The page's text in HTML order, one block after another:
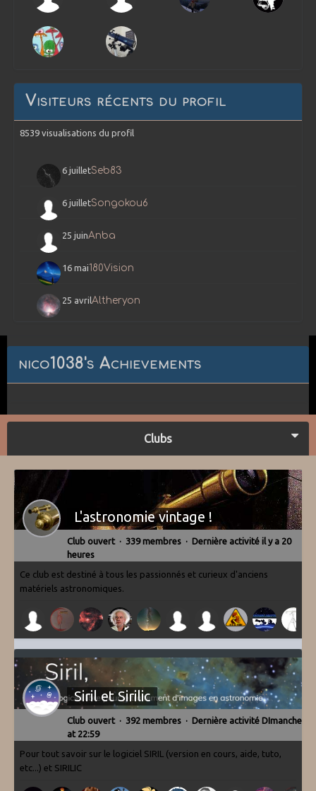
Visiteurs récents du profil
8539 visualisations du profil
Seb83
6 juillet
Songokou6
6 juillet
Anba
25 juin
180Vision
16 mai
Altheryon
25 avril
nico1038's Achievements
Clubs
L'astronomie vintage !
Club ouvert · 339 membres · Dernière activité il y a 20
heures
Ce club est destiné à tous les passionnés et curieux d'anciens
matériels astronomiques.
Siril et Sirilic
Club ouvert · 392 membres · Dernière activité DImanche
at 22:59
Pour tout savoir sur le logiciel SIRIL (version en cours, aide, tuto,
etc...) et SIRILIC